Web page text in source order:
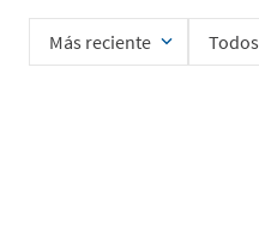
Más reciente Todos